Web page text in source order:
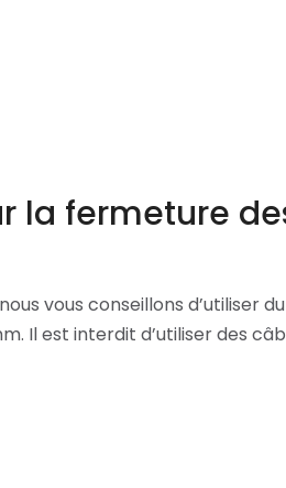
la fermeture
vous conseillons d’utiliser
Il est interdit d’utiliser des